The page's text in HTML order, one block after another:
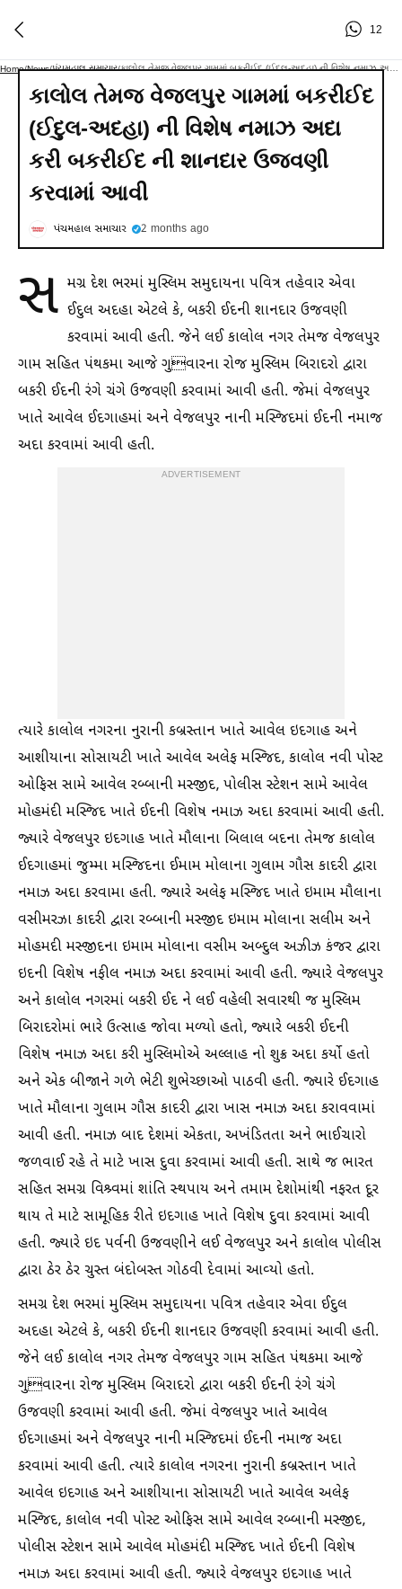
12
Home/News/પંચમહાલ સમાચાર/
કાલોલ તેમજ વેજલપુર ગામમાં બકરીઈદ
(ઈદુલ-અદહા) ની વિશેષ નમાઝ અદા
કરી બકરીઈદ ની શાનદાર ઉજવણી
કરવામાં આવી
પંચમહાલ સમાચાર 2 months ago
સ મગ્ર દેશ ભરમાં મુસ્લિમ સમુદાયના પવિત્ર તહેવાર એવા
ઈદુલ અદહા એટલે કે, બકરી ઈદની શાનદાર ઉજવણી
કરવામાં આવી હતી. જેને લઈ કાલોલ નગર તેમજ વેજલપુર
ગામ સહિત પંથકમા આજે ગુવારના રોજ મુસ્લિમ બિરાદરો દ્વારા
બકરી ઈદની રંગે ચંગે ઉજવણી કરવામાં આવી હતી. જેમાં વેજલપુર
ખાતે આવેલ ઈદગાહમાં અને વેજલપુર નાની મસ્જિદમાં ઈદની નમાજ
અદા કરવામાં આવી હતી.
ADVERTISEMENT
ત્યારે કાલોલ નગરના નુરાની કબ્રસ્તાન ખાતે આવેલ ઇદગાહ અને
આશીયાના સોસાયટી ખાતે આવેલ અલેફ મસ્જિદ, કાલોલ નવી પોસ્ટ
ઓફિસ સામે આવેલ રબ્બાની મસ્જીદ, પોલીસ સ્ટેશન સામે આવેલ
મોહમંદી મસ્જિદ ખાતે ઈદની વિશેષ નમાઝ અદા કરવામાં આવી હતી.
જ્યારે વેજલપુર ઇદગાહ ખાતે મૌલાના બિલાલ બદના તેમજ કાલોલ
ઈદગાહમાં જુમ્મા મસ્જિદના ઈમામ મોલાના ગુલામ ગૌસ કાદરી દ્વારા
નમાઝ અદા કરવામા હતી. જ્યારે અલેફ મસ્જિદ ખાતે ઇમામ મૌલાના
વસીમરઝા કાદરી દ્વારા રબ્બાની મસ્જીદ ઇમામ મોલાના સલીમ અને
મોહમદી મસ્જીદના ઇમામ મોલાના વસીમ અબ્દુલ અઝીઝ કંજર દ્વારા
ઇદની વિશેષ નફીલ નમાઝ અદા કરવામાં આવી હતી. જ્યારે વેજલપુર
અને કાલોલ નગરમાં બકરી ઈદ ને લઈ વહેલી સવારથી જ મુસ્લિમ
બિરાદરોમાં ભારે ઉત્સાહ જોવા મળ્યો હતો, જ્યારે બકરી ઈદની
વિશેષ નમાઝ અદા કરી મુસ્લિમોએ અલ્લાહ નો શુક્ર અદા કર્યો હતો
અને એક બીજાને ગળે ભેટી શુભેચ્છાઓ પાઠવી હતી. જ્યારે ઈદગાહ
ખાતે મૌલાના ગુલામ ગૌસ કાદરી દ્વારા ખાસ નમાઝ અદા કરાવવામાં
આવી હતી. નમાઝ બાદ દેશમાં એકતા, અખંડિતતા અને ભાઈચારો
જળવાઈ રહે તે માટે ખાસ દુવા કરવામાં આવી હતી. સાથે જ ભારત
સહિત સમગ્ર વિશ્ર્વમાં શાંતિ સ્થપાય અને તમામ દેશોમાંથી નફરત દૂર
થાય તે માટે સામૂહિક રીતે ઇદગાહ ખાતે વિશેષ દુવા કરવામાં આવી
હતી. જ્યારે ઇદ પર્વની ઉજવણીને લઈ વેજલપુર અને કાલોલ પોલીસ
દ્વારા ઠેર ઠેર ચુસ્ત બંદોબસ્ત ગોઠવી દેવામાં આવ્યો હતો.
સમગ્ર દેશ ભરમાં મુસ્લિમ સમુદાયના પવિત્ર તહેવાર એવા ઈદુલ
અદહા એટલે કે, બકરી ઈદની શાનદાર ઉજવણી કરવામાં આવી હતી.
જેને લઈ કાલોલ નગર તેમજ વેજલપુર ગામ સહિત પંથકમા આજે
ગુવારના રોજ મુસ્લિમ બિરાદરો દ્વારા બકરી ઈદની રંગે ચંગે
ઉજવણી કરવામાં આવી હતી. જેમાં વેજલપુર ખાતે આવેલ
ઈદગાહમાં અને વેજલપુર નાની મસ્જિદમાં ઈદની નમાજ અદા
કરવામાં આવી હતી. ત્યારે કાલોલ નગરના નુરાની કબ્રસ્તાન ખાતે
આવેલ ઇદગાહ અને આશીયાના સોસાયટી ખાતે આવેલ અલેફ
મસ્જિદ, કાલોલ નવી પોસ્ટ ઓફિસ સામે આવેલ રબ્બાની મસ્જીદ,
પોલીસ સ્ટેશન સામે આવેલ મોહમંદી મસ્જિદ ખાતે ઈદની વિશેષ
નમાઝ અદા કરવામાં આવી હતી. જ્યારે વેજલપુર ઇદગાહ ખાતે